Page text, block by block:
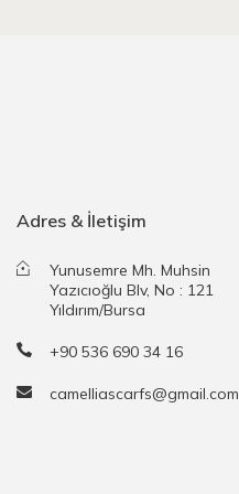
Adres & İletişim
Yunusemre Mh. Muhsin
Yazıcıoğlu Blv, No : 121
Yıldırım/Bursa
+90 536 690 34 16
camelliascarfs@gmail.com